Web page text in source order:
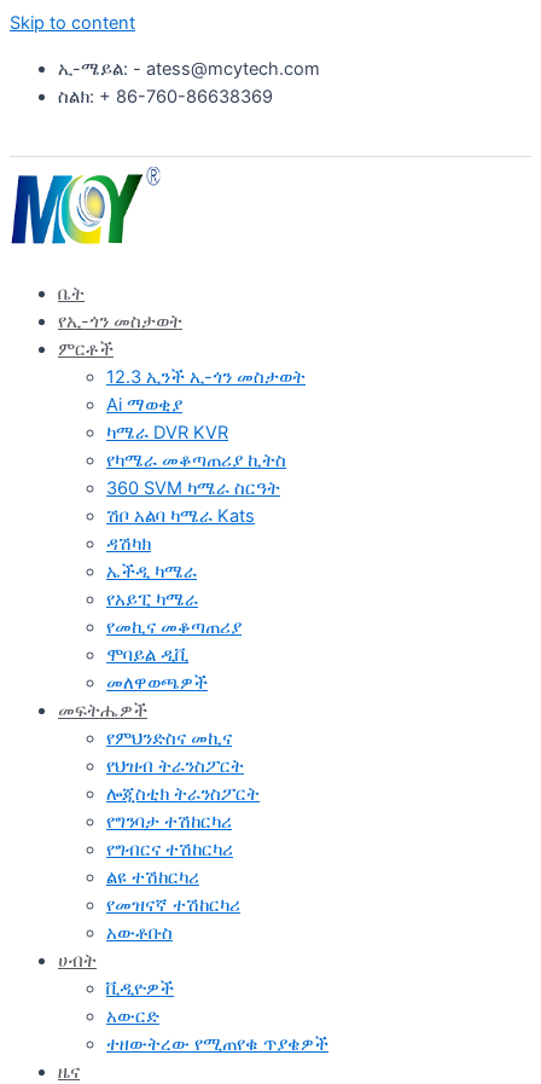
Skip to content
ኢ-ሜይል: - atess@mcytech.com
ስልክ: + 86-760-86638369
ቤት
የኢ-ጎን መስታወት
ምርቶች
12.3 ኢንች ኢ-ጎን መስታወት
Ai ማወቂያ
ካሜራ DVR KVR
የካሜራ መቆጣጠሪያ ኪትስ
360 SVM ካሜራ ስርዓት
ሽቦ አልባ ካሜራ Kats
ዳሽካክ
ኤችዲ ካሜራ
የአይፒ ካሜራ
የመኪና መቆጣጠሪያ
ሞባይል ዲቪ
መለዋወጫዎች
መፍትሔዎች
የምህንድስና መኪና
የህዝብ ትራንስፖርት
ሎጂስቲክ ትራንስፖርት
የግንባታ ተሽከርካሪ
የግብርና ተሽከርካሪ
ልዩ ተሽከርካሪ
የመዝናኛ ተሽከርካሪ
አውቶቡስ
ሀብት
ቪዲዮዎች
አውርድ
ተዘውትረው የሚጠየቁ ጥያቄዎች
ዜና